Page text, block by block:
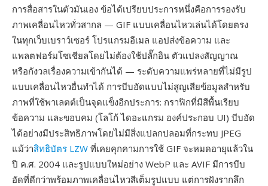
การสื่อสารในตัวมันเอง ข้อได้เปรียบประการหนึ่งคือการรองรับ
ภาพเคลื่อนไหวทั่วสากล — GIF แบบเคลื่อนไหวเล่นได้โดยตรง
ในทุกเว็บเบราว์เซอร์ โปรแกรมอีเมล แอปส่งข้อความ และ
แพลตฟอร์มโซเชียลโดยไม่ต้องใช้ปลั๊กอิน ตัวแปลงสัญญาณ
หรือกังวลเรื่องความเข้ากันได้ — ระดับความแพร่หลายที่ไม่มีรูป
แบบเคลื่อนไหวอื่นทำได้ การบีบอัดแบบไม่สูญเสียข้อมูลสำหรับ
ภาพที่ใช้พาเลตต์เป็นจุดแข็งอีกประการ: กราฟิกที่มีสีพื้นเรียบ
ข้อความ และขอบคม (โลโก้ ไดอะแกรม องค์ประกอบ UI) บีบอัด
ได้อย่างมีประสิทธิภาพโดยไม่มีสิ่งแปลกปลอมที่กระทบ JPEG
แม้ว่าสิทธิบัตร LZW ที่เคยคุกคามการใช้ GIF จะหมดอายุแล้วใน
ปี ค.ศ. 2004 และรูปแบบใหม่อย่าง WebP และ AVIF มีการบีบ
อัดที่ดีกว่าพร้อมภาพเคลื่อนไหวสีเต็มรูปแบบ แต่การฝังรากลึก